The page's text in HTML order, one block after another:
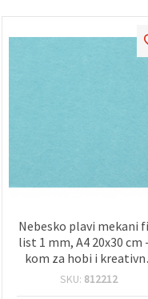
Nebesko plavi mekani
list 1 mm, A4 20x30 cm
kom za hobi i
projekte
SKU: 812212